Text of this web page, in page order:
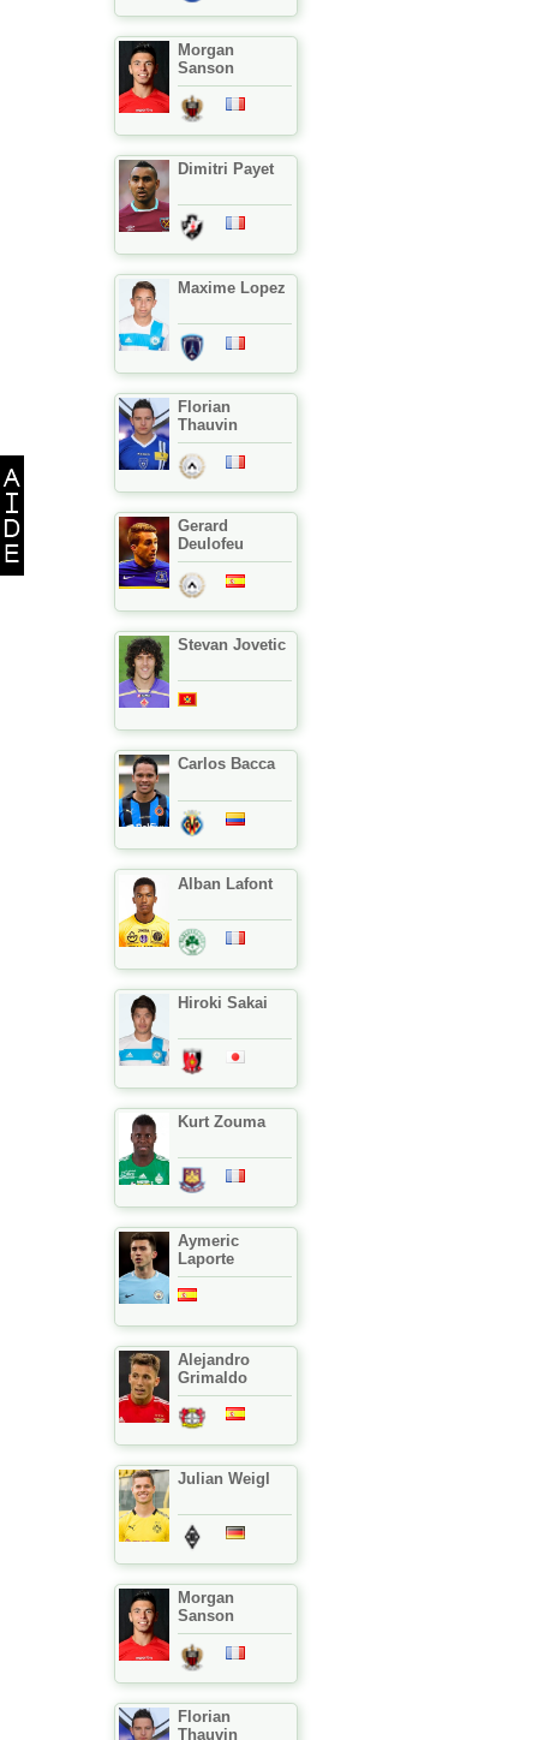
Morgan
Sanson
Dimitri Payet
Maxime Lopez
Florian
Thauvin
Gerard
Deulofeu
Stevan Jovetic
Carlos Bacca
Alban Lafont
Hiroki Sakai
Kurt Zouma
Aymeric
Laporte
Alejandro
Grimaldo
Julian Weigl
Morgan
Sanson
Florian
Thauvin